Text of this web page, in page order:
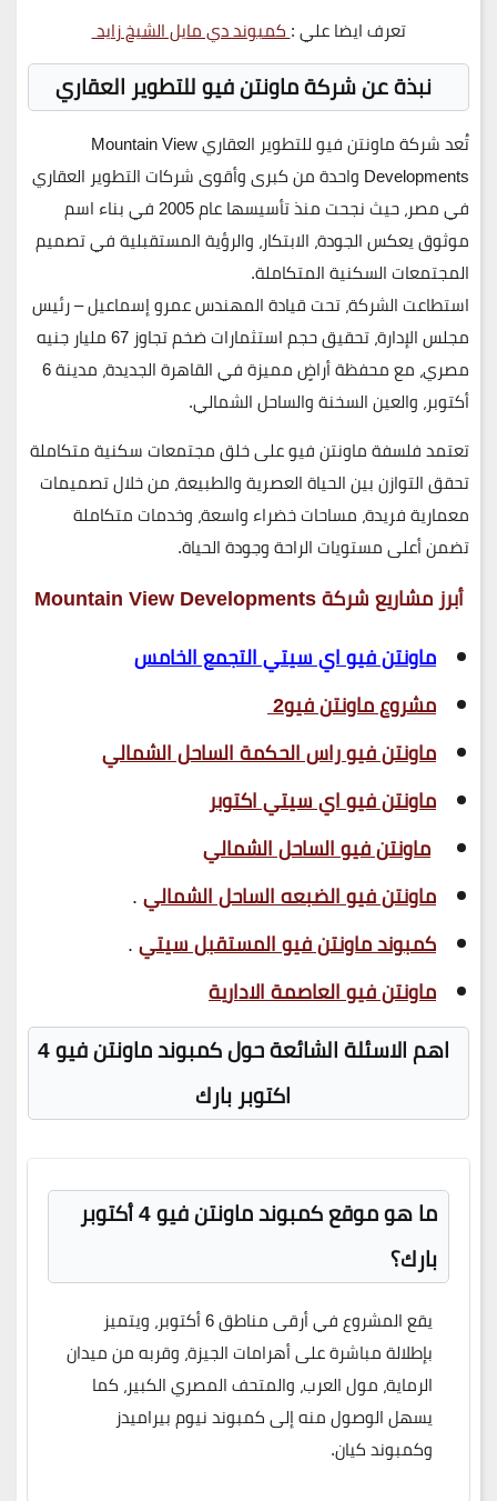
تعرف ايضا علي :كمبوند دي مايل الشيخ زايد
نبذة عن شركة ماونتن فيو للتطوير العقاري
تُعد
شركة ماونتن فيو للتطوير العقاري Mountain View
Developments واحدة من كبرى وأقوى شركات التطوير العقاري
في مصر، حيث نجحت منذ تأسيسها عام2005في بناء اسم
موثوق يعكس الجودة، الابتكار، والرؤية المستقبلية في تصميم
المجتمعات السكنية المتكاملة.
استطاعت الشركة، تحت قيادةالمهندس عمرو إسماعيل – رئيس
مجلس الإدارة، تحقيق حجم استثمارات ضخم تجاوز
67 مليار جنيه
مصري، مع محفظة أراضٍ مميزة في
القاهرة الجديدة، مدينة 6
أكتوبر، والعين السخنة والساحل الشمالي.
تعتمد فلسفة ماونتن فيو على خلق مجتمعات سكنية متكاملة
تحقق التوازن بين الحياة العصرية والطبيعة، من خلال تصميمات
معمارية فريدة، مساحات خضراء واسعة، وخدمات متكاملة
تضمن أعلى مستويات الراحة وجودة الحياة.
أبرز مشاريع شركة Mountain View Developments
ماونتن فيو اي سيتي التجمع الخامس
مشروع ماونتن فيو2
ماونتن فيو راس الحكمة الساحل الشمالي
ماونتن فيو اي سيتي اكتوبر
ماونتن فيو الساحل الشمالي
ماونتن فيو الضبعه الساحل الشمالي.
كمبوند ماونتن فيو المستقبل سيتي.
ماونتن فيو العاصمة الادارية
اهم الاسئلة الشائعة حول كمبوند ماونتن فيو 4
اكتوبر بارك
ما هو موقع كمبوند ماونتن فيو 4 أكتوبر
بارك؟
يقع المشروع في أرقى مناطق 6 أكتوبر، ويتميز
بإطلالة مباشرة على أهرامات الجيزة، وقربه من ميدان
الرماية، مول العرب، والمتحف المصري الكبير، كما
يسهل الوصول منه إلى كمبوند نيوم بيراميدز
وكمبوند كيان.